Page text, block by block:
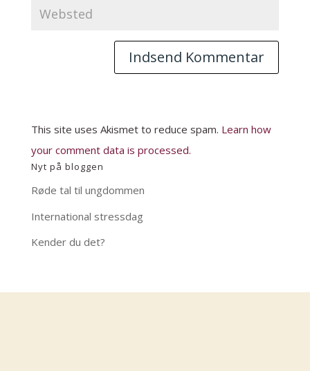
This site uses Akismet to reduce spam. Learn how
your comment data is processed.
Nyt på bloggen
Røde tal til ungdommen
International stressdag
Kender du det?